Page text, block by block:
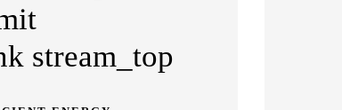
stream_top